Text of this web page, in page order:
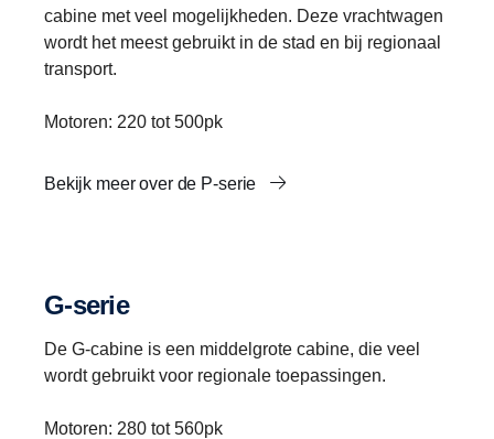
cabine met veel mogelijkheden. Deze vrachtwagen
wordt het meest gebruikt in de stad en bij regionaal
transport.
Motoren: 220 tot 500pk
Bekijk meer over de P-serie
G-serie
De G-cabine is een middelgrote cabine, die veel
wordt gebruikt voor regionale toepassingen.
Motoren: 280 tot 560pk